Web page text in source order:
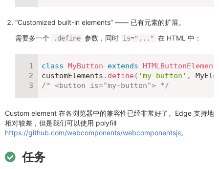
“Customized built-in elements” —— 已有元素的扩展。
需要多一个
.define 参数，同时 is="..." 在 HTML 中：
class MyButton extends
HTMLButtonElement
customElements . define ( 'my-button' ,
/* <button is="my-button"> */
Custom element 在各浏览器中的兼容性已经非常好了。Edge 支持地
相对较差，但是我们可以使用 polyfill
https://github.com/webcomponents/webcomponentsjs。
任务